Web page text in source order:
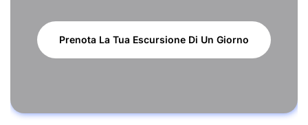
Prenota La Tua Escursione Di Un Giorno